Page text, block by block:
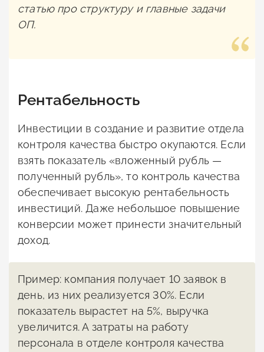
статью про структуру и главные задачи
ОП.
Рентабельность
Инвестиции в создание и развитие отдела
контроля качества быстро окупаются. Если
взять показатель «вложенный рубль —
полученный рубль», то контроль качества
обеспечивает высокую рентабельность
инвестиций. Даже небольшое повышение
конверсии может принести значительный
доход.
Пример: компания получает 10 заявок в
день, из них реализуется 30%. Если
показатель вырастет на 5%, выручка
увеличится. А затраты на работу
персонала в отделе контроля качества